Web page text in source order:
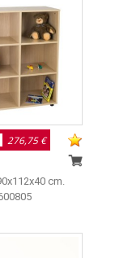
276,75 €
cm.